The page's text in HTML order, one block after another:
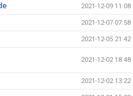
2021-12-09 11:08
2021-12-07 07:58
2021-12-05 21:42
2021-12-02 18:48
2021-12-02 13:22